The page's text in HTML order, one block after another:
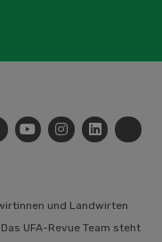
und Landwirten
UFA-Revue Team steht